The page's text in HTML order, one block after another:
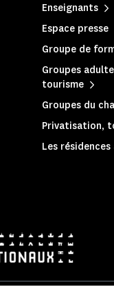
Enseignants
Espace presse
Groupe de
Groupes
tourisme
Groupes du
Privatisation,
Les